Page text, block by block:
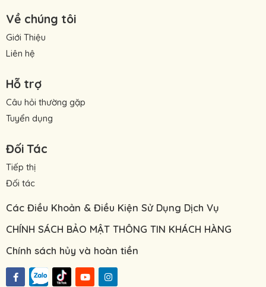
Về chúng tôi
Giới Thiệu
Liên hệ
Hỗ trợ
Câu hỏi thường gặp
Tuyển dụng
Đối Tác
Tiếp thị
Đối tác
Các Điều Khoản & Điều Kiện Sử Dụng Dịch Vụ
CHÍNH SÁCH BẢO MẬT THÔNG TIN KHÁCH HÀNG
Chính sách hủy và hoàn tiền